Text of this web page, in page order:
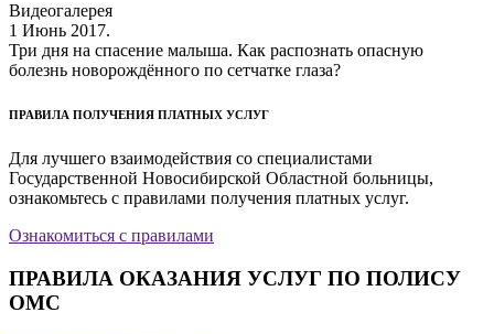
Видеогалерея
1 Июнь 2017.
Три дня на спасение малыша. Как распознать опасную
болезнь новорождённого по сетчатке глаза?
ПРАВИЛА ПОЛУЧЕНИЯ ПЛАТНЫХ УСЛУГ
Для лучшего взаимодействия со специалистами
Государственной Новосибирской Областной больницы,
ознакомьтесь с правилами получения платных услуг.
Ознакомиться с правилами
ПРАВИЛА ОКАЗАНИЯ УСЛУГ ПО ПОЛИСУ
ОМС